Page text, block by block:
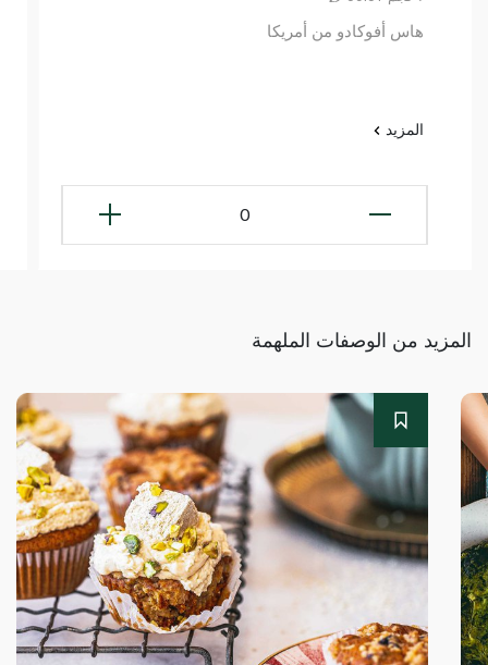
هاس أفوكادو من أمريكا
المزيد
0
المزيد من الوصفات الملهمة